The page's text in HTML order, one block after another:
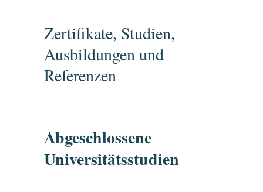
Zertifikate, Studien,
Ausbildungen und
Referenzen
Abgeschlossene
Universitätsstudien